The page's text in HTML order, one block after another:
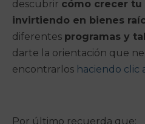
descubrir cómo crecer
invirtiendo en bienes
diferentes programas y
darte la orientación que
encontrarlos haciendo clic
Por último recuerda que: